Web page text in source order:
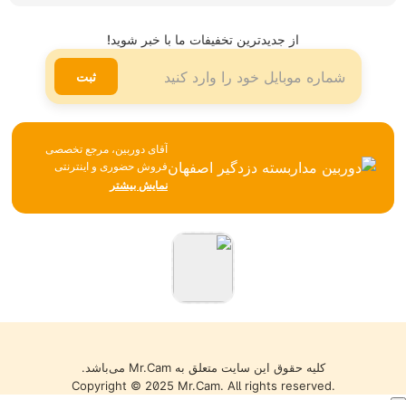
لینکدین
از جدیدترین تخفیفات ما با خبر شوید!
ثبت
آقای دوربین، مرجع تخصصی
فروش حضوری و اینترنتی
تجهیزات نظارتی، امنیتی و
تکیه بر تجربه، مشاوره
قیمت مناسب عرضه می‌شوند
نمایش بیشتر
کلیه حقوق این سایت متعلق به Mr.Cam می‌باشد.
Copyright © 2025 Mr.Cam. All rights reserved.